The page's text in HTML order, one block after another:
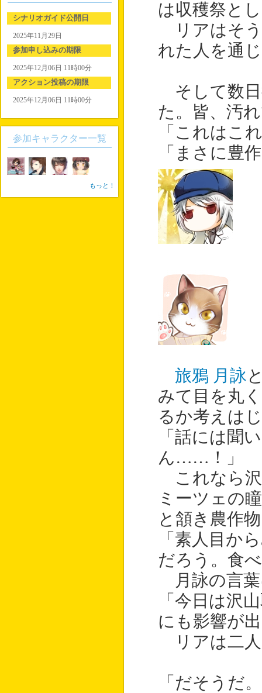
は収穫祭と
リアはそう
れた人を通
そして数日
た。皆、汚
「これはこ
「まさに豊
旅鴉 月詠
みて目を丸
るか考えは
「話には聞
ん……！」
これなら沢
ミーツェの
と頷き農作
「素人目か
だろう。食
月詠の言葉
「今日は沢
にも影響が
リアは二人
「だそうだ
シナリオガイド公開日
2025年11月29日
参加申し込みの期限
2025年12月06日 11時00分
アクション投稿の期限
2025年12月06日 11時00分
参加キャラクター一覧
もっと！